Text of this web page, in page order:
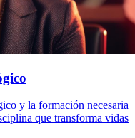
y la formación necesaria
que transforma vidas